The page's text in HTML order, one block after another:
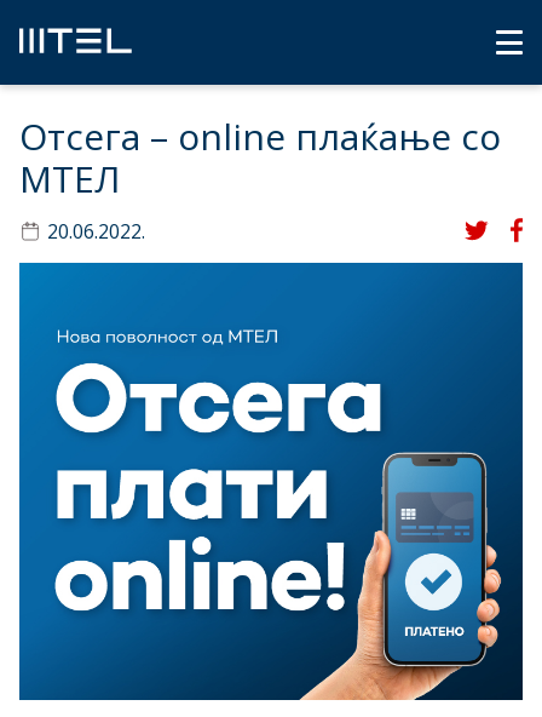
Отсега – online плаќање со
МТЕЛ
20.06.2022.